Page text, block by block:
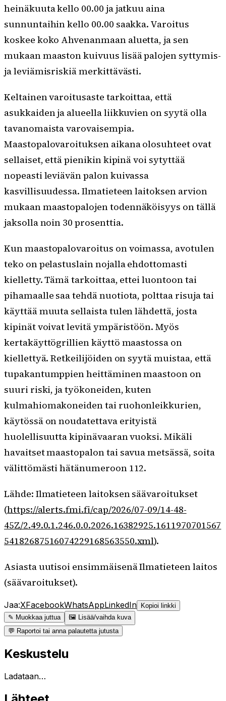
heinäkuuta kello 00.00 ja jatkuu aina
sunnuntaihin kello 00.00 saakka. Varoitus
koskee koko Ahvenanmaan aluetta, ja sen
mukaan maaston kuivuus lisää palojen syttymis-
ja leviämisriskiä merkittävästi.
Keltainen varoitusaste tarkoittaa, että
asukkaiden ja alueella liikkuvien on syytä olla
tavanomaista varovaisempia.
Maastopalovaroituksen aikana olosuhteet ovat
sellaiset, että pienikin kipinä voi sytyttää
nopeasti leviävän palon kuivassa
kasvillisuudessa. Ilmatieteen laitoksen arvion
mukaan maastopalojen todennäköisyys on tällä
jaksolla noin 30 prosenttia.
Kun maastopalovaroitus on voimassa, avotulen
teko on pelastuslain nojalla ehdottomasti
kielletty. Tämä tarkoittaa, ettei luontoon tai
pihamaalle saa tehdä nuotiota, polttaa risuja tai
käyttää muuta sellaista tulen lähdettä, josta
kipinät voivat levitä ympäristöön. Myös
kertakäyttögrillien käyttö maastossa on
kiellettyä. Retkeilijöiden on syytä muistaa, että
tupakantumppien heittäminen maastoon on
suuri riski, ja työkoneiden, kuten
kulmahiomakoneiden tai ruohonleikkurien,
käytössä on noudatettava erityistä
huolellisuutta kipinävaaran vuoksi. Mikäli
havaitset maastopalon tai savua metsässä, soita
välittömästi hätänumeroon 112.
Lähde: Ilmatieteen laitoksen säävaroitukset
(https://alerts.fmi.fi/cap/2026/07-09/14-48-
45Z/2.49.0.1.246.0.0.2026.16382925.1611970701567
54182687516074229168563550.xml).
Asiasta uutisoi ensimmäisenä Ilmatieteen laitos
(säävaroitukset).
Jaa:XFacebookWhatsAppLinkedIn
Kopioi linkki
✎ Muokkaa juttua
🖼 Lisää/vaihda kuva
💬 Raportoi tai anna palautetta jutusta
Keskustelu
Ladataan…